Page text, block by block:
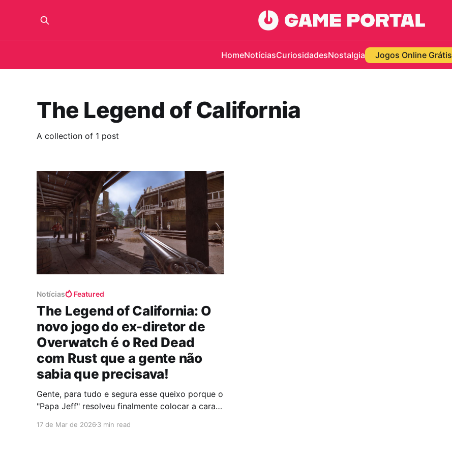
HomeNotíciasCuriosidadesNostalgia Jogos Online Grátis
The Legend of California
A collection of 1 post
Notícias Featured
The Legend of California: O
novo jogo do ex-diretor de
Overwatch é o Red Dead
com Rust que a gente não
sabia que precisava!
Gente, para tudo e segura esse queixo porque o
"Papa Jeff" resolveu finalmente colocar a cara
no meio da nossa saudade gamer! Depois de
17 de Mar de 2026 3 min read